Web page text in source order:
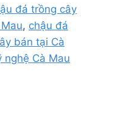
đá trồng cây
, chậu đá
bán tại Cà
nghệ Cà Mau